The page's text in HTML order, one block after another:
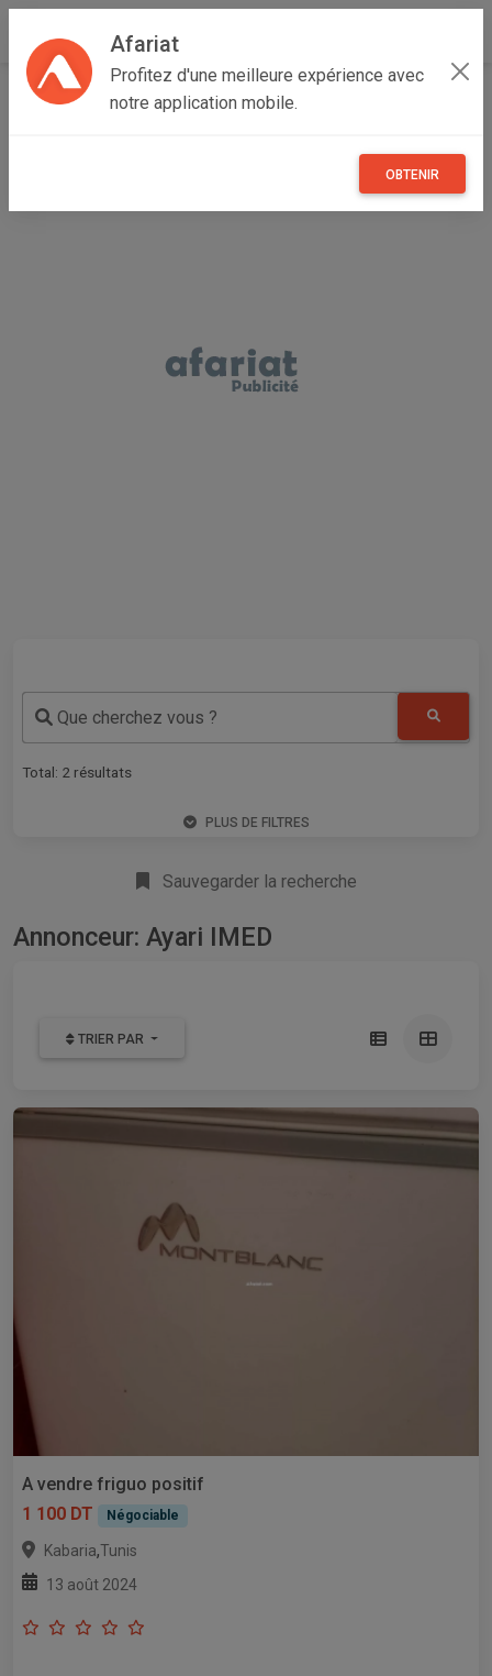
Afariat
Profitez d'une meilleure expérience avec
notre application mobile.
OBTENIR
Accueil Annonceur Ayari IMED
Que cherchez vous ?
Total: 2 résultats
PLUS DE FILTRES
Sauvegarder la recherche
Annonceur: Ayari IMED
TRIER PAR
A vendre friguo positif
1 100 DT
Négociable
Kabaria,Tunis
13 août 2024